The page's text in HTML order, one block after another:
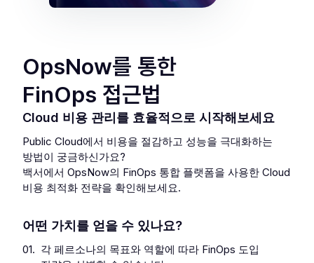
OpsNow를 통한
FinOps 접근법
Cloud 비용 관리를 효율적으로 시작해보세요
Public Cloud에서 비용을 절감하고 성능을 극대화하는
방법이 궁금하신가요?
백서에서 OpsNow의 FinOps 통합 플랫폼을 사용한 Cloud
비용 최적화 전략을 확인해보세요.
어떤 가치를 얻을 수 있나요?
01. 각 페르소나의 목표와 역할에 따라 FinOps 도입